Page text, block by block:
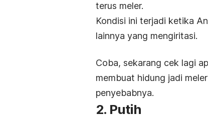
terus meler.
Kondisi ini terjadi ketika
lainnya yang mengiritasi.
Coba, sekarang cek lagi
membuat hidung jadi
penyebabnya.
2. Putih